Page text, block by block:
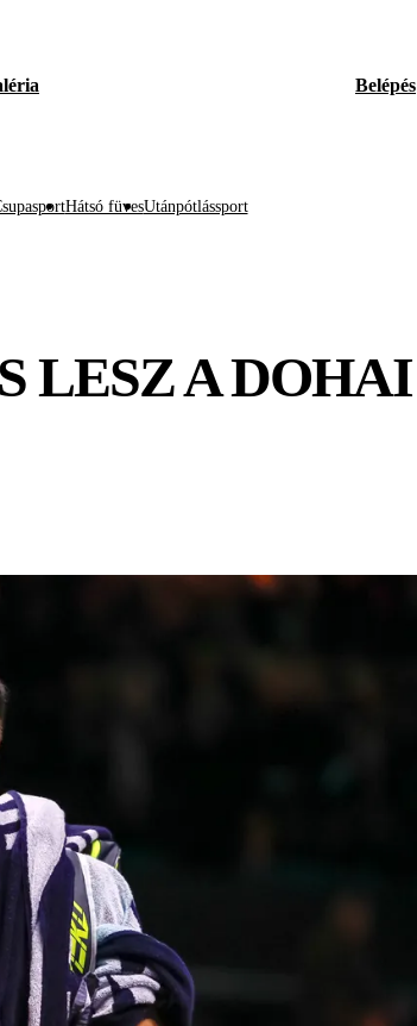
Belépés
Hátsó füvesUtánpótlássport
LESZ A DOHAI